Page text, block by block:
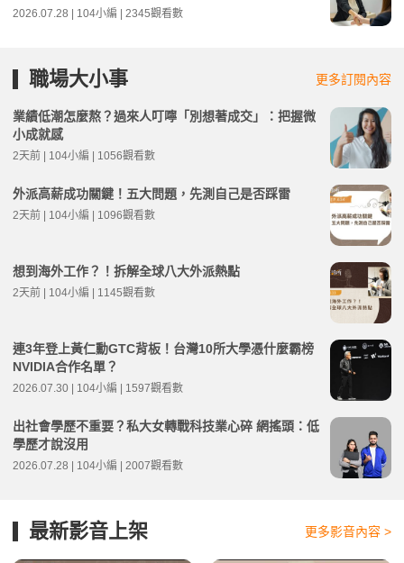
2026.07.28 | 104小編 | 2345觀看數
職場大小事 更多訂閱內容
業績低潮怎麼熬？過來人叮嚀「別想著成交」：把握微
小成就感
2天前 | 104小編 | 1056觀看數
外派高薪成功關鍵！五大問題，先測自己是否踩雷
2天前 | 104小編 | 1096觀看數
想到海外工作？！拆解全球八大外派熱點
2天前 | 104小編 | 1145觀看數
連3年登上黃仁勳GTC背板！台灣10所大學憑什麼霸榜
NVIDIA合作名單？
2026.07.30 | 104小編 | 1597觀看數
出社會學歷不重要？私大女轉戰科技業心碎 網搖頭：低
學歷才說沒用
2026.07.28 | 104小編 | 2007觀看數
最新影音上架 更多影音內容 >